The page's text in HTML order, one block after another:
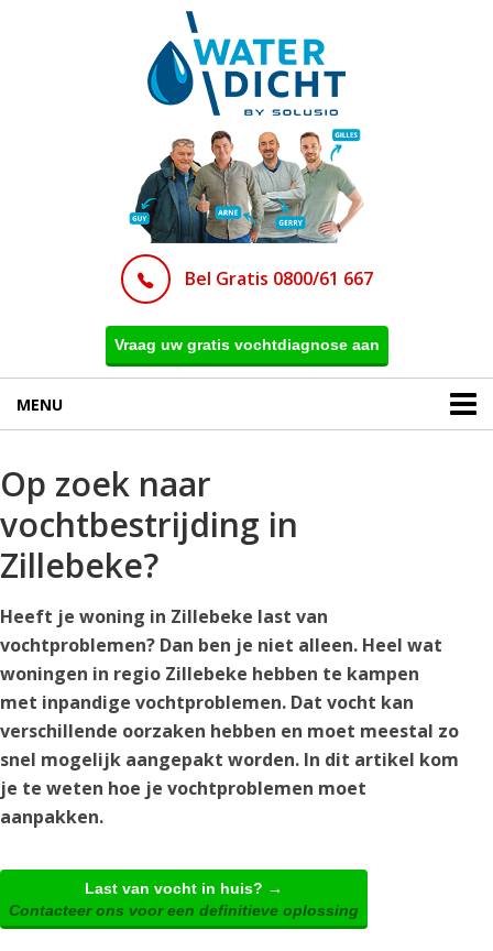
Bel Gratis 0800/61 667
Vraag uw gratis vochtdiagnose aan
MENU
Op zoek naar
vochtbestrijding in
Zillebeke?
Heeft je woning in Zillebeke last van
vochtproblemen? Dan ben je niet alleen. Heel wat
woningen in regio Zillebeke hebben te kampen
met inpandige vochtproblemen. Dat vocht kan
verschillende oorzaken hebben en moet meestal zo
snel mogelijk aangepakt worden. In dit artikel kom
je te weten hoe je vochtproblemen moet
aanpakken.
Last van vocht in huis? →
Contacteer ons voor een definitieve oplossing